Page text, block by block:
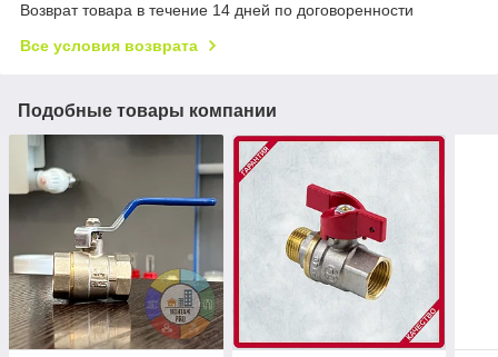
Возврат товара в течение 14 дней по договоренности
Все условия возврата
Подобные товары компании